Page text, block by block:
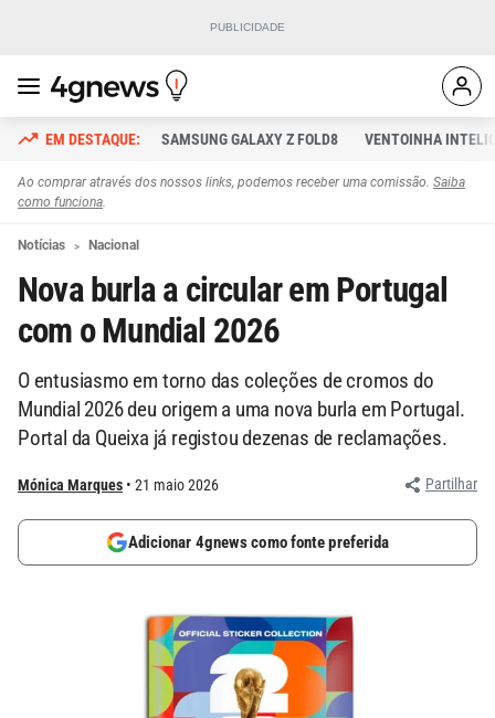
SAMSUNG GALAXY Z FOLD8 VENTOINHA
Ao comprar através dos nossos links, podemos receber uma comissão. Saiba
como funciona.
Notícias Nacional
Nova burla a circular em Portugal
com o Mundial 2026
O entusiasmo em torno das coleções de cromos do
Mundial 2026 deu origem a uma nova burla em Portugal.
Portal da Queixa já registou dezenas de reclamações.
Mónica Marques 21 maio 2026 Partilhar
Adicionar 4gnews como fonte preferida